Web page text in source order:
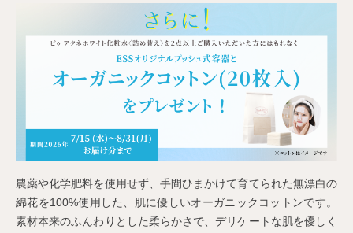
農薬や化学肥料を使用せず、手間ひまかけて育てられた無漂白の
綿花を100%使用した、肌に優しいオーガニックコットンです。
素材本来のふんわりとした柔らかさで、デリケートな肌を優しく